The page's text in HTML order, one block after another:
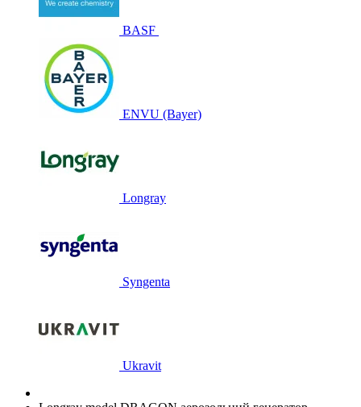
BASF
ENVU (Bayer)
Longray
Syngenta
Ukravit